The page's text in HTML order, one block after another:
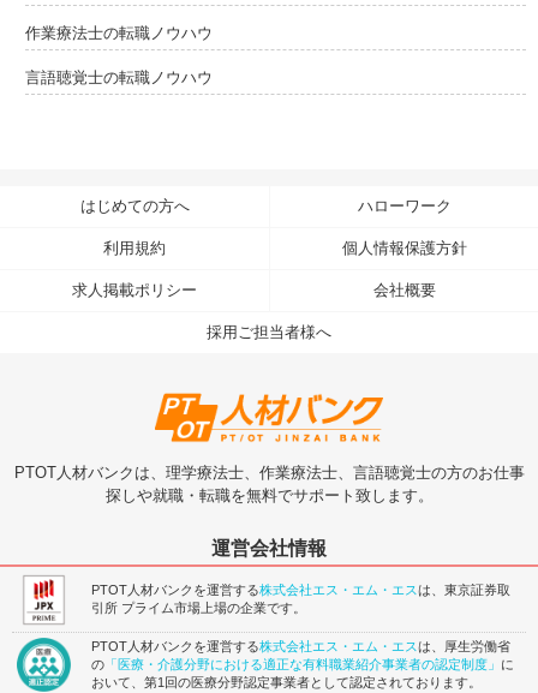
作業療法士の転職ノウハウ
言語聴覚士の転職ノウハウ
はじめての方へ ハローワーク
利用規約 個人情報保護方針
求人掲載ポリシー 会社概要
採用ご担当者様へ
PTOT人材バンクは、理学療法士、作業療法士、言語聴覚士の方のお仕事
探しや就職・転職を無料でサポート致します。
運営会社情報
PTOT人材バンクを運営する株式会社エス・エム・エスは、東京証券取
引所 プライム市場上場の企業です。
PTOT人材バンクを運営する株式会社エス・エム・エスは、厚生労働省
の 「医療・介護分野における適正な有料職業紹介事業者の認定制度」 に
おいて、第1回の医療分野認定事業者として認定されております。